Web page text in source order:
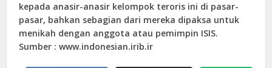
kepada anasir-anasir kelompok teroris ini di pasar-
pasar, bahkan sebagian dari mereka dipaksa untuk
menikah dengan anggota atau pemimpin ISIS.
Sumber : www.indonesian.irib.ir